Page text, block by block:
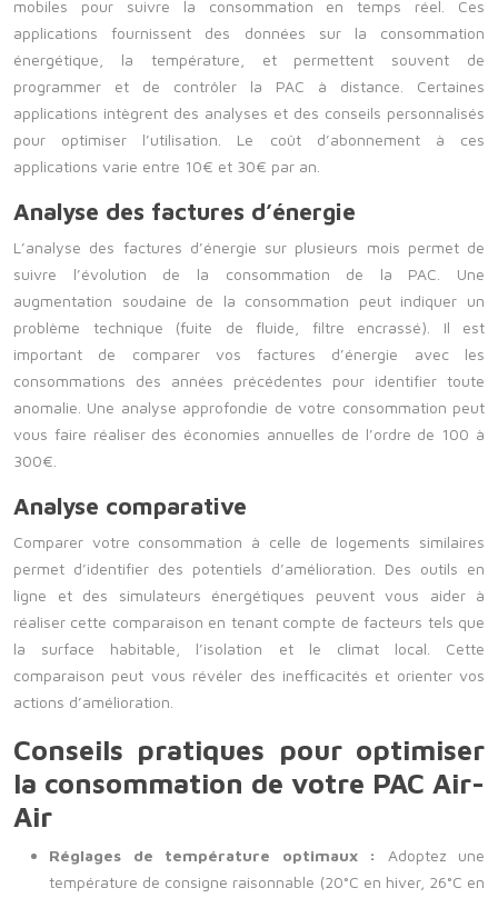
mobiles pour suivre la consommation en temps réel. Ces
applications fournissent des données sur la consommation
énergétique, la température, et permettent souvent de
programmer et de contrôler la PAC à distance. Certaines
applications intègrent des analyses et des conseils personnalisés
pour optimiser l’utilisation. Le coût d’abonnement à ces
applications varie entre 10€ et 30€ par an.
Analyse des factures d’énergie
L’analyse des factures d’énergie sur plusieurs mois permet de
suivre l’évolution de la consommation de la PAC. Une
augmentation soudaine de la consommation peut indiquer un
problème technique (fuite de fluide, filtre encrassé). Il est
important de comparer vos factures d’énergie avec les
consommations des années précédentes pour identifier toute
anomalie. Une analyse approfondie de votre consommation peut
vous faire réaliser des économies annuelles de l’ordre de 100 à
300€.
Analyse comparative
Comparer votre consommation à celle de logements similaires
permet d’identifier des potentiels d’amélioration. Des outils en
ligne et des simulateurs énergétiques peuvent vous aider à
réaliser cette comparaison en tenant compte de facteurs tels que
la surface habitable, l’isolation et le climat local. Cette
comparaison peut vous révéler des inefficacités et orienter vos
actions d’amélioration.
Conseils pratiques pour optimiser
la consommation de votre PAC Air-
Air
Réglages de température optimaux : Adoptez une
température de consigne raisonnable (20°C en hiver, 26°C en